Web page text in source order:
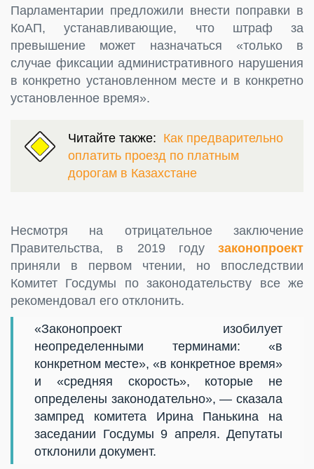
Парламентарии предложили внести поправки в
КоАП, устанавливающие, что штраф за
превышение может назначаться «только в
случае фиксации административного нарушения
в конкретно установленном месте и в конкретно
установленное время».
Читайте также: Как предварительно
оплатить проезд по платным
дорогам в Казахстане
Несмотря на отрицательное заключение
Правительства, в 2019 году законопроект
приняли в первом чтении, но впоследствии
Комитет Госдумы по законодательству все же
рекомендовал его отклонить.
«Законопроект изобилует
неопределенными терминами: «в
конкретном месте», «в конкретное время»
и «средняя скорость», которые не
определены законодательно», — сказала
зампред комитета Ирина Панькина на
заседании Госдумы 9 апреля. Депутаты
отклонили документ.